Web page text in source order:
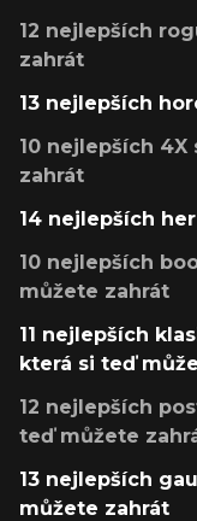
12 nejlepších
zahrát
13 nejlepších
10 nejlepších
zahrát
14 nejlepších
10 nejlepších
můžete zahrát
11 nejlepších
která si teď
12 nejlepších
teď můžete
13 nejlepších
můžete zahrát